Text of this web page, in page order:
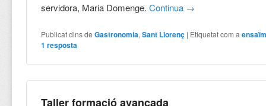
servidora, Maria Domenge.Continua →
Publicat dins de Gastronomia,Sant Llorenç | Etiquetat com a
1 resposta
Taller formació avançada